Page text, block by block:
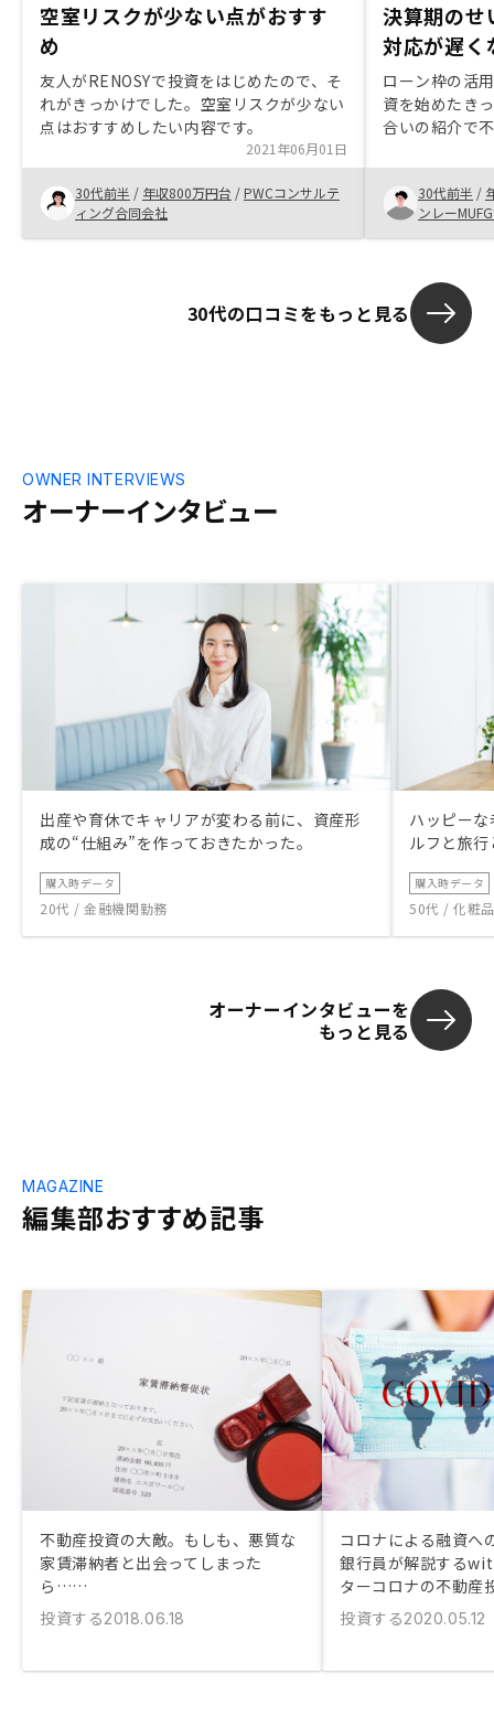
空室リスクが少ない点がおすす
め
友人がRENOSYで投資をはじめたので、そ
れがきっかけでした。空室リスクが少ない
点はおすすめしたい内容です。
2021年06月01日
30代前半 / 年収800万円台 /PWCコンサルテ
ィング合同会社
決算期のせ
対応が遅く
ローン枠の活
資を始めたき
合いの紹介で
初スムーズに
と、少しずつ
ーナー増えた
分で既存お客
30代前半 /
ンレー
30代の口コミをもっと見る
オーナーインタビュー
OWNER INTERVIEWS
出産や育休でキャリアが変わる前に、資産形
成の“仕組み”を作っておきたかった。
購入時データ
20代 / 金融機関勤務
ハッピー
ルフと旅
購入時データ
50代 / 化粧
オーナーインタビューを
もっと見る
編集部おすすめ記事
MAGAZINE
不動産投資の大敵。もしも、悪質な
家賃滞納者と出会ってしまった
ら……
投資する2018.06.18
コロナによる融資へ
銀行員が解説する
ターコロナの不動産
投資する2020.05.12